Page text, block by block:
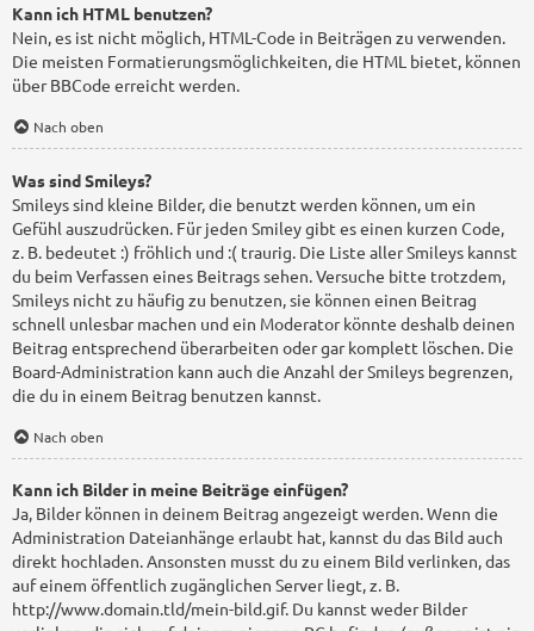
Kann ich HTML benutzen?
Nein, es ist nicht möglich, HTML-Code in Beiträgen zu verwenden.
Die meisten Formatierungsmöglichkeiten, die HTML bietet, können
über BBCode erreicht werden.
Nach oben
Was sind Smileys?
Smileys sind kleine Bilder, die benutzt werden können, um ein
Gefühl auszudrücken. Für jeden Smiley gibt es einen kurzen Code,
z. B. bedeutet :) fröhlich und :( traurig. Die Liste aller Smileys kannst
du beim Verfassen eines Beitrags sehen. Versuche bitte trotzdem,
Smileys nicht zu häufig zu benutzen, sie können einen Beitrag
schnell unlesbar machen und ein Moderator könnte deshalb deinen
Beitrag entsprechend überarbeiten oder gar komplett löschen. Die
Board-Administration kann auch die Anzahl der Smileys begrenzen,
die du in einem Beitrag benutzen kannst.
Nach oben
Kann ich Bilder in meine Beiträge einfügen?
Ja, Bilder können in deinem Beitrag angezeigt werden. Wenn die
Administration Dateianhänge erlaubt hat, kannst du das Bild auch
direkt hochladen. Ansonsten musst du zu einem Bild verlinken, das
auf einem öffentlich zugänglichen Server liegt, z. B.
http://www.domain.tld/mein-bild.gif. Du kannst weder Bilder